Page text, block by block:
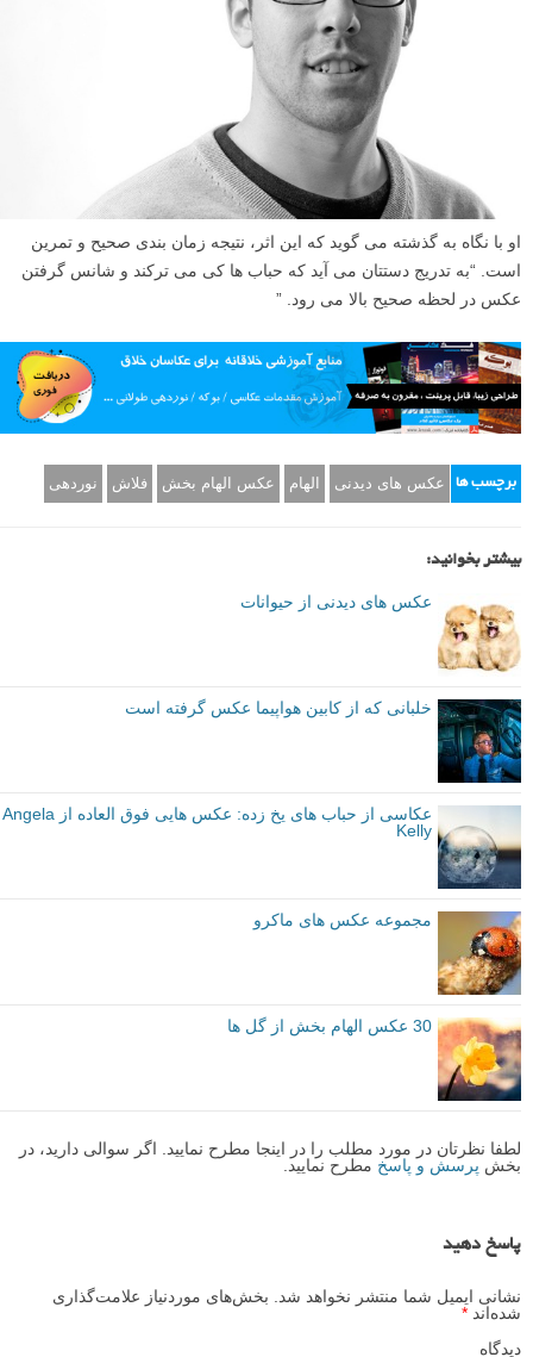
او با نگاه به گذشته می گوید که این اثر، نتیجه زمان بندی صحیح و تمرین
است. “به تدریج دستتان می آید که حباب ها کی می ترکند و شانس گرفتن
عکس در لحظه صحیح بالا می رود. ”
برچسب ها عکس های دیدنی الهام عکس الهام بخش فلاش نوردهی
بیشتر بخوانید:
عکس های دیدنی از حیوانات
خلبانی که از کابین هواپیما عکس گرفته است
عکاسی از حباب های یخ زده: عکس هایی فوق العاده از Angela
Kelly
مجموعه عکس های ماکرو
30 عکس الهام بخش از گل ها
لطفا نظرتان در مورد مطلب را در اینجا مطرح نمایید. اگر سوالی دارید، در
بخش پرسش و پاسخ مطرح نمایید.
پاسخ دهید
نشانی ایمیل شما منتشر نخواهد شد.
بخش‌های موردنیاز علامت‌گذاری
شده‌اند *
دیدگاه